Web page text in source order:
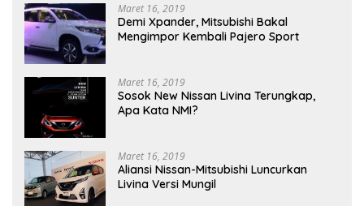
Maret 16, 2019
Demi Xpander, Mitsubishi Bakal
Mengimpor Kembali Pajero Sport
Maret 16, 2019
Sosok New Nissan Livina Terungkap,
Apa Kata NMI?
Maret 16, 2019
Aliansi Nissan-Mitsubishi Luncurkan
Livina Versi Mungil